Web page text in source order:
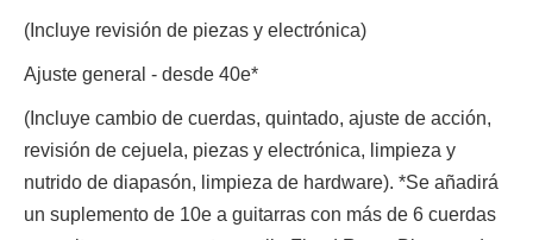
(Incluye revisión de piezas y electrónica)
Ajuste general - desde 40e*
(Incluye cambio de cuerdas, quintado, ajuste de acción,
revisión de cejuela, piezas y electrónica, limpieza y
nutrido de diapasón, limpieza de hardware). *Se añadirá
un suplemento de 10e a guitarras con más de 6 cuerdas